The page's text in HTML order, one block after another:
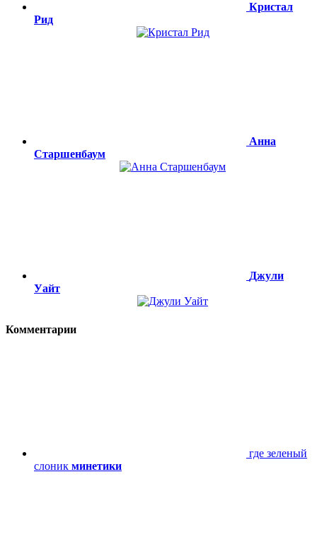
Кристал
Рид
Анна
Старшенбаум
Джули
Уайт
Комментарии
где зеленый
слоник минетики